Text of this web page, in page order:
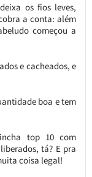
os fios leves,
a conta: além
começou a
e cacheados, e
boa e tem
top 10 com
tá? E pra
coisa legal!